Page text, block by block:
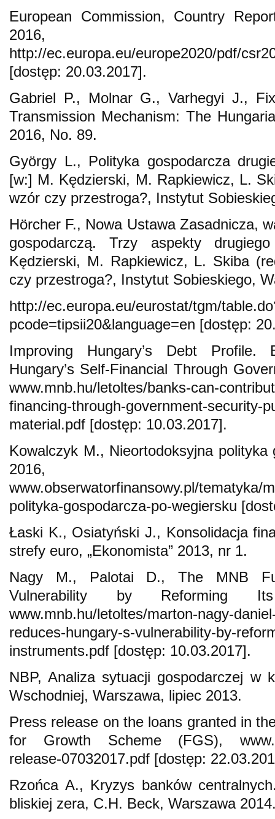
European Commission, Country
2016,
http://ec.europa.eu/europe2020/pdf/
[dostęp: 20.03.2017].
Gabriel P., Molnar G., Varhegyi J.,
Transmission Mechanism: The
2016, No. 89.
György L., Polityka gospodarcza
[w:] M. Kędzierski, M. Rapkiewicz, L.
wzór czy przestroga?, Instytut
Hörcher F., Nowa Ustawa Zasadnicza,
gospodarczą. Trzy aspekty
Kędzierski, M. Rapkiewicz, L. Skiba
czy przestroga?, Instytut Sobieskiego,
http://ec.europa.eu/eurostat/tgm/
pcode=tipsii20&language=en [dostęp:
Improving Hungary’s Debt
Hungary’s Self-Financial Through
www.mnb.hu/letoltes/banks-can-
financing-through-government-security-
material.pdf [dostęp: 10.03.2017].
Kowalczyk M., Nieortodoksyjna
2016,
www.obserwatorfinansowy.pl/tematyka/
polityka-gospodarcza-po-wegiersku
Łaski K., Osiatyński J., Konsolidacja
strefy euro, „Ekonomista” 2013, nr 1.
Nagy M., Palotai D., The MNB
Vulnerability by Reforming
www.mnb.hu/letoltes/marton-nagy-
reduces-hungary-s-vulnerability-by-
instruments.pdf [dostęp: 10.03.2017].
NBP, Analiza sytuacji gospodarczej w
Wschodniej, Warszawa, lipiec 2013.
Press release on the loans granted in
for Growth Scheme (FGS),
release-07032017.pdf [dostęp:
Rzońca A., Kryzys banków
bliskiej zera, C.H. Beck, Warszawa